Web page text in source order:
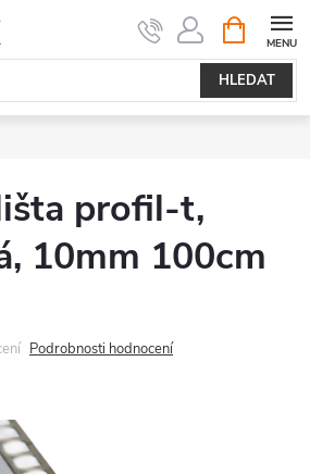
HLEDAT
NÁKUPNÍ
KOŠÍK
profil-t,
10mm 100cm
Podrobnosti hodnocení